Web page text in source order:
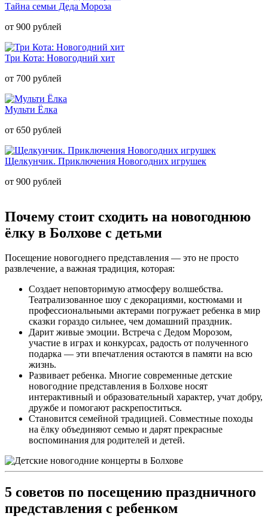
Тайна семьи Деда Мороза
от 900 рублей
Три Кота: Новогодний хит
от 700 рублей
Мульти Ёлка
от 650 рублей
Щелкунчик. Приключения Новогодних игрушек
от 900 рублей
Почему стоит сходить на новогоднюю
ёлку в Болхове с детьми
Посещение новогоднего представления — это не просто
развлечение, а важная традиция, которая:
Создает неповторимую атмосферу волшебства.
Театрализованное шоу с декорациями, костюмами и
профессиональными актерами погружает ребенка в мир
сказки гораздо сильнее, чем домашний праздник.
Дарит живые эмоции. Встреча с Дедом Морозом,
участие в играх и конкурсах, радость от полученного
подарка — эти впечатления остаются в памяти на всю
жизнь.
Развивает ребенка. Многие современные детские
новогодние представления в Болхове носят
интерактивный и образовательный характер, учат добру,
дружбе и помогают раскрепоститься.
Становится семейной традицией. Совместные походы
на ёлку объединяют семью и дарят прекрасные
воспоминания для родителей и детей.
5 советов по посещению праздничного
представления с ребенком